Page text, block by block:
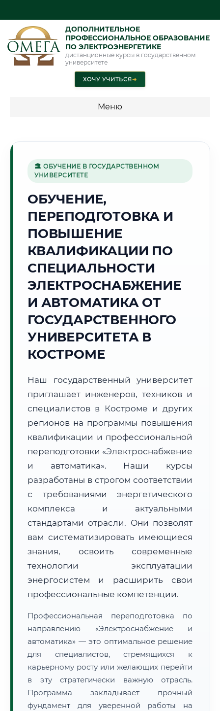
ДОПОЛНИТЕЛЬНОЕ
ПРОФЕССИОНАЛЬНОЕ ОБРАЗОВАНИЕ
ПО ЭЛЕКТРОЭНЕРГЕТИКЕ
дистанционные курсы в государственном
университете
ХОЧУ УЧИТЬСЯ➜
Меню
🧶
Г. КОСТРОМА
Точное местное время:
02:28:04
Воскресенье, 9 Августа
2026 г.
Погода в г. Кострома:☁️ +18°C ,Пасмурно
🌅 Восход:04:25 🌇 Закат:
📍 Региональная справка
Субъект:
Почтовые индексы:
156000–156999
Часовой пояс:
МСК (UTC+3)
Формат учебы:
Дистанционно
🗺️ Зона обслуживания: г. Кострома
Расчет логистики оригиналов:
• Экспресс-доставка СДЭК / Почтой:4–6 рабочих дней
📜 Документы и аккредитация ФИС ФРДО
🔍Нажмите на документ для увеличения и просмотра
🏛 ОБУЧЕНИЕ В ГОСУДАРСТВЕННОМ
УНИВЕРСИТЕТЕ
ОБУЧЕНИЕ,
ПЕРЕПОДГОТОВКА И
ПОВЫШЕНИЕ
КВАЛИФИКАЦИИ ПО
СПЕЦИАЛЬНОСТИ
ЭЛЕКТРОСНАБЖЕНИЕ
И АВТОМАТИКА ОТ
ГОСУДАРСТВЕННОГО
УНИВЕРСИТЕТА В
КОСТРОМЕ
Наш государственный университет
приглашает инженеров, техников и
специалистов в Костроме и других
регионов на программы повышения
квалификации и профессиональной
переподготовки «Электроснабжение
и автоматика». Наши курсы
разработаны в строгом соответствии
с требованиями энергетического
комплекса и актуальными
стандартами отрасли. Они позволят
вам систематизировать имеющиеся
знания, освоить современные
технологии эксплуатации
энергосистем и расширить свои
профессиональные компетенции.
Профессиональная переподготовка по
направлению «Электроснабжение и
автоматика» — это оптимальное решение
для специалистов, стремящихся к
карьерному росту или желающих перейти
в эту стратегически важную отрасль.
Программа закладывает прочный
фундамент для уверенной работы на